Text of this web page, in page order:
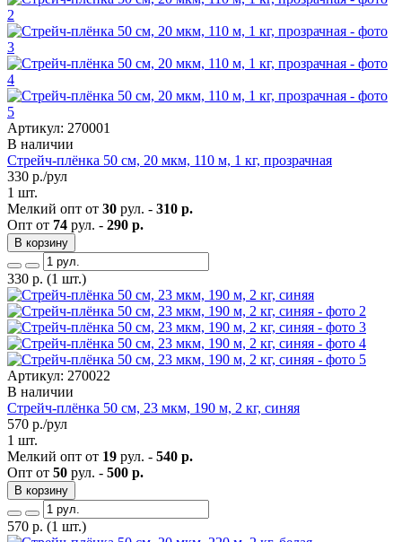
Артикул: 270001
В наличии
Стрейч-плёнка 50 см, 20 мкм, 110 м, 1 кг, прозрачная
330 р./рул
1 шт.
Мелкий опт от 30 рул. - 310 р.
Опт от 74 рул. - 290 р.
В корзину
330 р. (1 шт.)
Артикул: 270022
В наличии
Стрейч-плёнка 50 см, 23 мкм, 190 м, 2 кг, синяя
570 р./рул
1 шт.
Мелкий опт от 19 рул. - 540 р.
Опт от 50 рул. - 500 р.
В корзину
570 р. (1 шт.)